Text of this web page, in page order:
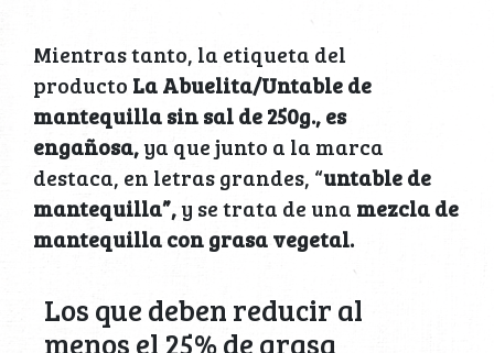
Mientras tanto, la etiqueta del
producto La Abuelita/Untable de
mantequilla sin sal de 250g., es
engañosa,ya que junto a la marca
destaca, en letras grandes, “untable de
mantequilla”,y se trata de una mezcla de
mantequilla con grasa vegetal.
Los que deben reducir al
menos el 25% de grasa